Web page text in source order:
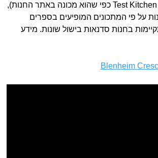
(מעבדה, או Test Kitchen כפי שהוא מכונה באתר החנות),
על פי המתכונים המופיעים בספרים
בחנות סדנאות בישול שונות. מידע